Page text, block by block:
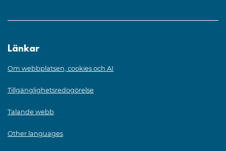
Länkar
Om webbplatsen, cookies och AI
Tillgänglighetsredogörelse
Talande webb
Other languages